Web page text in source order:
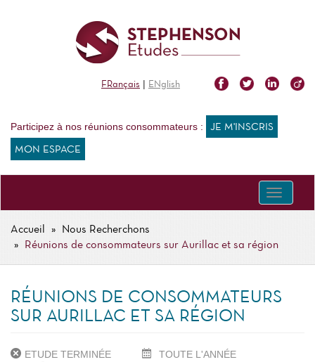
FRançais | ENglish
Participez à nos réunions consommateurs : JE M'INSCRIS
MON ESPACE
Toggle
FIL
D'ARIANE
Accueil
Nous Recherchons
Réunions de consommateurs sur Aurillac et sa région
RÉUNIONS DE CONSOMMATEURS
SUR AURILLAC ET SA RÉGION
ETUDE TERMINÉE
TOUTE L'ANNÉE